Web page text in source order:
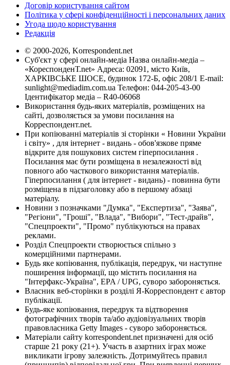
Договір користування сайтом
Політика у сфері конфіденційності і персональних даних
Угода щодо користування
Редакція
© 2000-2026, Korrespondent.net
Суб'єкт у сфері онлайн-медіа Назва онлайн-медіа –
«КореспонденТ.net» Адреса: 02091, місто Київ,
ХАРКІВСЬКЕ ШОСЕ, будинок 172-Б, офіс 208/1 E-mail:
sunlight@mediadim.com.ua Телефон: 044-205-43-00
Ідентифікатор медіа – R40-06068
Використання будь-яких матеріалів, розміщених на
сайті, дозволяється за умови посилання на
Корреспондент.net.
При копіюванні матеріалів зі сторінки « Новини України
і світу» , для інтернет - видань - обов'язкове пряме
відкрите для пошукових систем гіперпосилання .
Посилання має бути розміщена в незалежності від
повного або часткового використання матеріалів.
Гіперпосилання ( для інтернет - видань) - повинна бути
розміщена в підзаголовку або в першому абзаці
матеріалу.
Новини з позначками "Думка", "Експертиза", "Заява",
"Регіони", "Гроші", "Влада", "Вибори", "Тест-драйв",
"Спецпроекти", "Промо" публікуються на правах
реклами.
Розділ Спецпроекти створюється спільно з
комерційними партнерами.
Будь яке копіювання, публікація, передрук, чи наступне
поширення інформації, що містить посилання на
"Інтерфакс-Україна", EPA / UPG, суворо забороняється.
Власник веб-сторінки в розділі Я-Корреспондент є автор
публікації.
Будь-яке копіювання, передрук та відтворення
фотографічних творів та/або аудіовізуальних творів
правовласника Getty Images - суворо забороняється.
Матеріали сайту korrespondent.net призначені для осіб
старше 21 року (21+). Участь в азартних іграх може
викликати ігрову залежність. Дотримуйтесь правил